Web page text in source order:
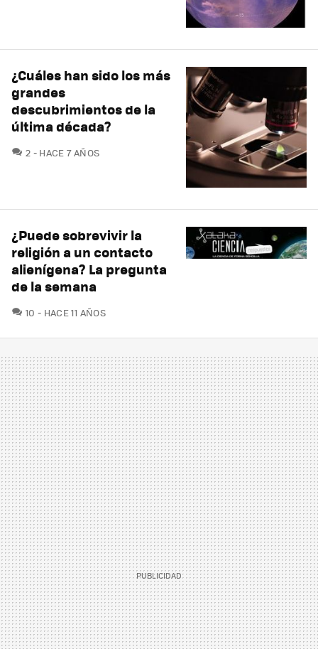
¿Cuáles han sido los más
grandes
descubrimientos de la
última década?
2 COMENTARIOS
HACE 7 AÑOS
¿Puede sobrevivir la
religión a un contacto
alienígena? La pregunta
de la semana
10 COMENTARIOS
HACE 11 AÑOS